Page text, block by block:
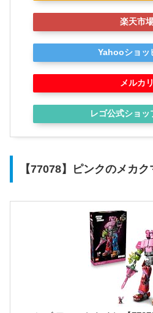
楽天市
Yahooショッ
メルカリ
レゴ公式ショッ
【77078】ピンクのメカ